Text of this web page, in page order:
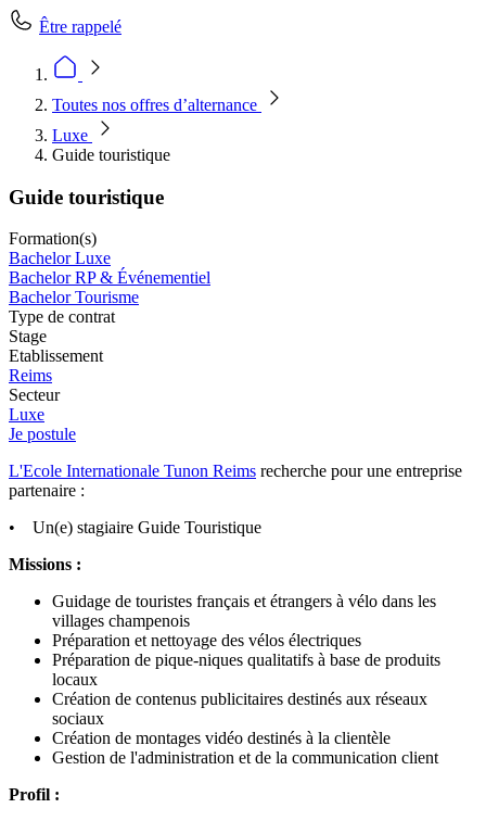
Être rappelé
Toutes nos offres d’alternance
Luxe
Guide touristique
Guide touristique
Formation(s)
Bachelor Luxe
Bachelor RP & Événementiel
Bachelor Tourisme
Type de contrat
Stage
Etablissement
Reims
Secteur
Luxe
Je postule
L'Ecole Internationale Tunon Reims recherche pour une entreprise
partenaire :
• Un(e) stagiaire Guide Touristique
Missions :
Guidage de touristes français et étrangers à vélo dans les
villages champenois
Préparation et nettoyage des vélos électriques
Préparation de pique-niques qualitatifs à base de produits
locaux
Création de contenus publicitaires destinés aux réseaux
sociaux
Création de montages vidéo destinés à la clientèle
Gestion de l'administration et de la communication client
Profil :